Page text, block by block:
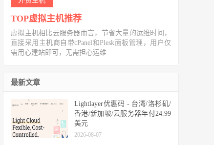
TOP虚拟主机推荐
虚拟主机相比云服务器而言，节省大量的运维时间，
直接采用主机商自带cPanel和Plesk面板管理，用户仅
需用心建站即可，无需担心运维
最新文章
Lightlayer优惠码 - 台湾/洛杉矶/
香港/新加坡/云服务器年付24.99
美元
2026-08-07